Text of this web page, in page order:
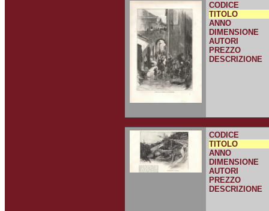
CODICE
TITOLO
ANNO
DIMENSIONE
AUTORI
PREZZO
DESCRIZIONE
CODICE
TITOLO
ANNO
DIMENSIONE
AUTORI
PREZZO
DESCRIZIONE